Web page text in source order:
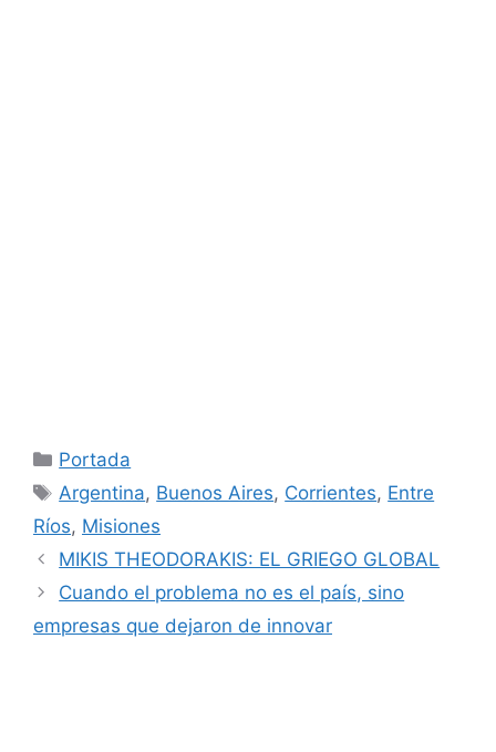
Categorías
Portada
Etiquetas
Argentina, Buenos Aires, Corrientes, Entre
Ríos, Misiones
MIKIS THEODORAKIS: EL GRIEGO GLOBAL
Cuando el problema no es el país, sino
empresas que dejaron de innovar